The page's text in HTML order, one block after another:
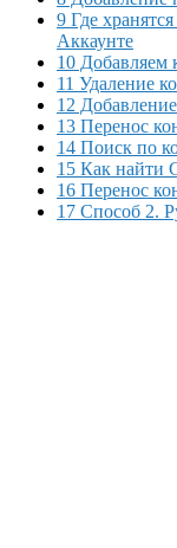
9 Где
Аккаунте
10 Добавляем
11 Удаление
12
13 Перенос
14 Поиск по
15 Как найти
16 Перенос
17 Способ 2.